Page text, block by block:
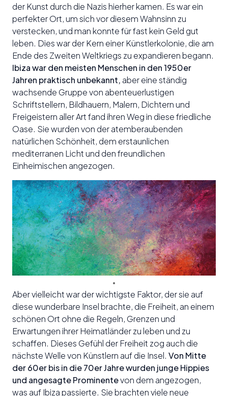
der Kunst durch die Nazis hierher kamen. Es war ein
perfekter Ort, um sich vor diesem Wahnsinn zu
verstecken, und man konnte für fast kein Geld gut
leben. Dies war der Kern einer Künstlerkolonie, die am
Ende des Zweiten Weltkriegs zu expandieren begann.
Ibiza war den meisten Menschen in den 1950er
Jahren praktisch unbekannt, aber eine ständig
wachsende Gruppe von abenteuerlustigen
Schriftstellern, Bildhauern, Malern, Dichtern und
Freigeistern aller Art fand ihren Weg in diese friedliche
Oase. Sie wurden von der atemberaubenden
natürlichen Schönheit, dem erstaunlichen
mediterranen Licht und den freundlichen
Einheimischen angezogen.
Aber vielleicht war der wichtigste Faktor, der sie auf
diese wunderbare Insel brachte, die Freiheit, an einem
schönen Ort ohne die Regeln, Grenzen und
Erwartungen ihrer Heimatländer zu leben und zu
schaffen. Dieses Gefühl der Freiheit zog auch die
nächste Welle von Künstlern auf die Insel. Von Mitte
der 60er bis in die 70er Jahre wurden junge Hippies
und angesagte Prominentevon dem angezogen,
was auf Ibiza passierte. Sie brachten viele neue